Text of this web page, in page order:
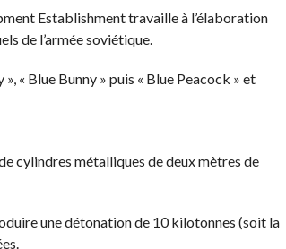
Establishment travaille à l’élaboration
de l’armée soviétique.
« Blue Bunny » puis « Blue Peacock » et
cylindres métalliques de deux mètres de
une détonation de 10 kilotonnes (soit la